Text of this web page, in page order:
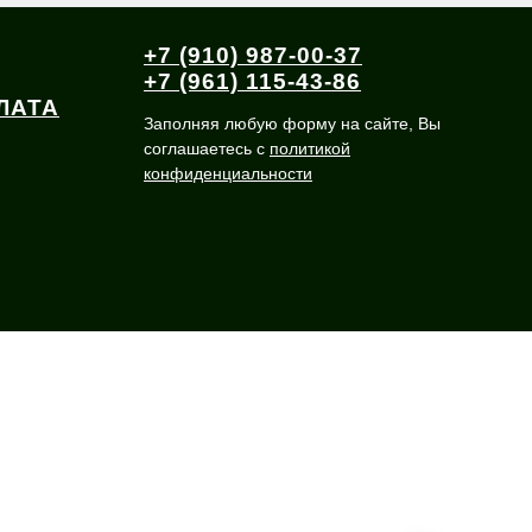
+7 (910) 987-00-37
+7 (961) 115-43-86
Заполняя любую форму на сайте, Вы
соглашаетесь с политикой
конфиденциальности